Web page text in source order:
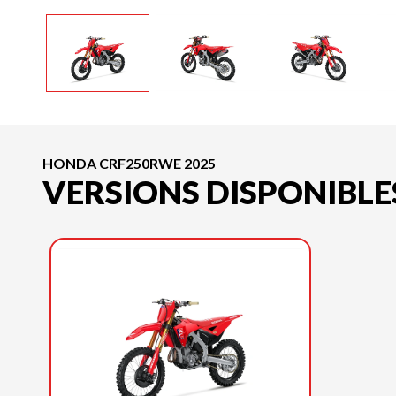
HONDA CRF250RWE 2025
VERSIONS